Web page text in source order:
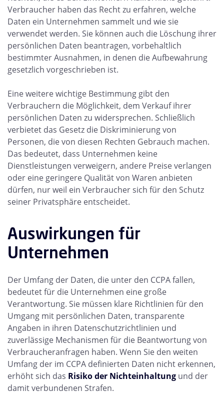
Verbraucher haben das Recht zu erfahren, welche
Daten ein Unternehmen sammelt und wie sie
verwendet werden. Sie können auch die Löschung ihrer
persönlichen Daten beantragen, vorbehaltlich
bestimmter Ausnahmen, in denen die Aufbewahrung
gesetzlich vorgeschrieben ist.
Eine weitere wichtige Bestimmung gibt den
Verbrauchern die Möglichkeit, dem Verkauf ihrer
persönlichen Daten zu widersprechen. Schließlich
verbietet das Gesetz die Diskriminierung von
Personen, die von diesen Rechten Gebrauch machen.
Das bedeutet, dass Unternehmen keine
Dienstleistungen verweigern, andere Preise verlangen
oder eine geringere Qualität von Waren anbieten
dürfen, nur weil ein Verbraucher sich für den Schutz
seiner Privatsphäre entscheidet.
Auswirkungen für
Unternehmen
Der Umfang der Daten, die unter den CCPA fallen,
bedeutet für die Unternehmen eine große
Verantwortung. Sie müssen klare Richtlinien für den
Umgang mit persönlichen Daten, transparente
Angaben in ihren Datenschutzrichtlinien und
zuverlässige Mechanismen für die Beantwortung von
Verbraucheranfragen haben. Wenn Sie den weiten
Umfang der im CCPA definierten Daten nicht erkennen,
erhöht sich das Risiko der Nichteinhaltung und der
damit verbundenen Strafen.